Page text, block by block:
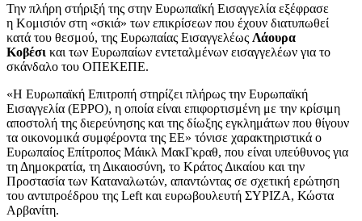
Την πλήρη στήριξή της στην Ευρωπαϊκή Εισαγγελία εξέφρασε
η Κομισιόν στη «σκιά» των επικρίσεων που έχουν διατυπωθεί
κατά του θεσμού, της Ευρωπαίας Εισαγγελέως Λάουρα
Κοβέσι και των Ευρωπαίων εντεταλμένων εισαγγελέων για το
σκάνδαλο του ΟΠΕΚΕΠΕ.
«Η Ευρωπαϊκή Επιτροπή στηρίζει πλήρως την Ευρωπαϊκή
Εισαγγελία (EPPO), η οποία είναι επιφορτισμένη με την κρίσιμη
αποστολή της διερεύνησης και της δίωξης εγκλημάτων που θίγουν
τα οικονομικά συμφέροντα της ΕΕ» τόνισε χαρακτηριστικά ο
Ευρωπαίος Επίτροπος Μάικλ ΜακΓκραθ, που είναι υπεύθυνος για
τη Δημοκρατία, τη Δικαιοσύνη, το Κράτος Δικαίου και την
Προστασία των Καταναλωτών, απαντώντας σε σχετική ερώτηση
του αντιπροέδρου της Left και ευρωβουλευτή ΣΥΡΙΖΑ, Κώστα
Αρβανίτη.